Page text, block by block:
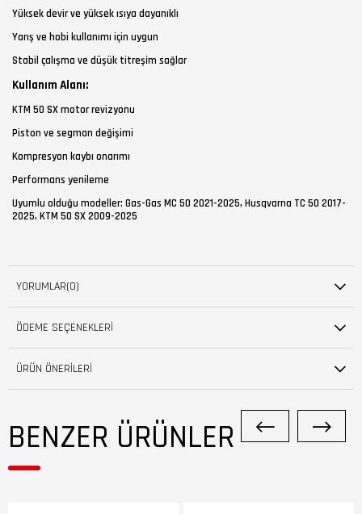
Yüksek devir ve yüksek ısıya dayanıklı
Yarış ve hobi kullanımı için uygun
Stabil çalışma ve düşük titreşim sağlar
Kullanım Alanı:
KTM 50 SX motor revizyonu
Piston ve segman değişimi
Kompresyon kaybı onarımı
Performans yenileme
Uyumlu olduğu modeller: Gas-Gas MC 50 2021-2025, Husqvarna TC 50 2017-
2025, KTM 50 SX 2009-2025
YORUMLAR(0)
ÖDEME SEÇENEKLERI
ÜRÜN ÖNERILERI
BENZER ÜRÜNLER